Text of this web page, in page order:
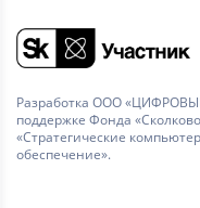
Разработка ООО
поддержке Фонда
«Стратегические
обеспечение».